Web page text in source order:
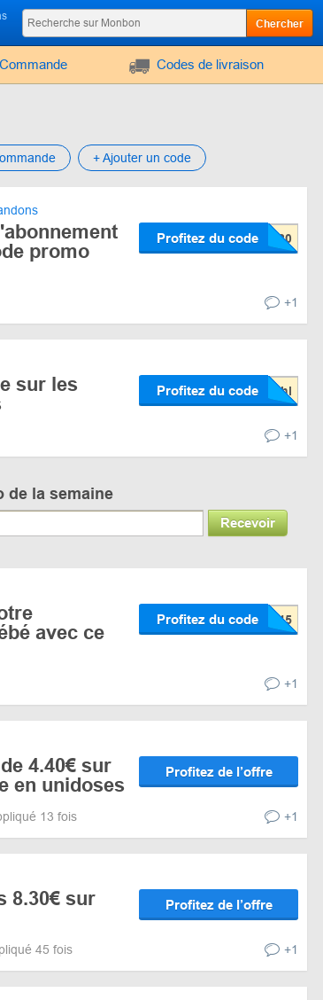
Chercher
Codes de livraison
+ Ajouter un code
promo
Profitez du code
+1
sur les
Profitez du code
+1
de la semaine
Recevoir
avec ce
Profitez du code
+1
4.40€ sur
en unidoses
Profitez de l’offre
13 fois +1
8.30€ sur
Profitez de l’offre
45 fois +1